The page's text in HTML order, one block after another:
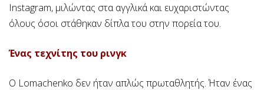
Instagram, μιλώντας στα αγγλικά και ευχαριστώντας
όλους όσοι στάθηκαν δίπλα του στην πορεία του.
Ένας τεχνίτης του ρινγκ
Ο Lomachenko δεν ήταν απλώς πρωταθλητής. Ήταν ένας